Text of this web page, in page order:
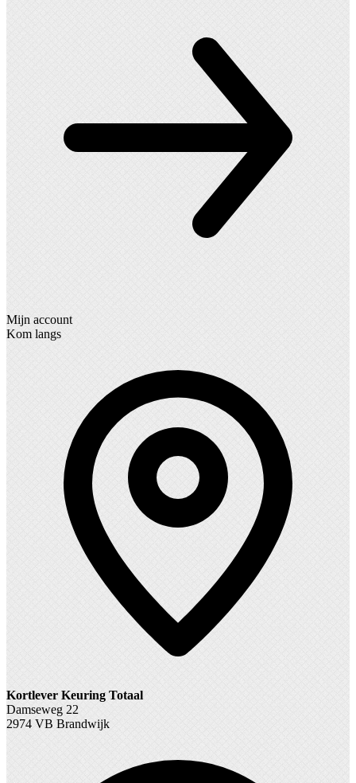
Mijn account
Kom langs
Kortlever Keuring Totaal
Damseweg 22
2974 VB Brandwijk